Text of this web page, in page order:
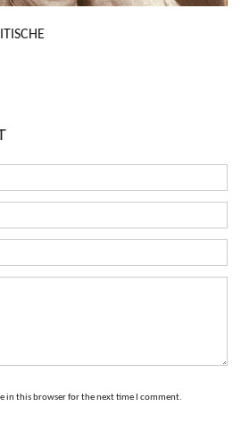
in this browser for the next time I comment.